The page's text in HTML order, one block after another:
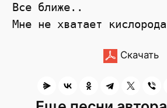
Все ближе..
Скачать